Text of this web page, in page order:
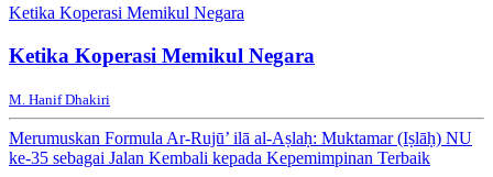
Ketika Koperasi Memikul Negara
Ketika Koperasi Memikul Negara
M. Hanif Dhakiri
Merumuskan Formula Ar-Rujū’ ilā al-Aṣlaḥ: Muktamar (Iṣlāḥ) NU
ke-35 sebagai Jalan Kembali kepada Kepemimpinan Terbaik